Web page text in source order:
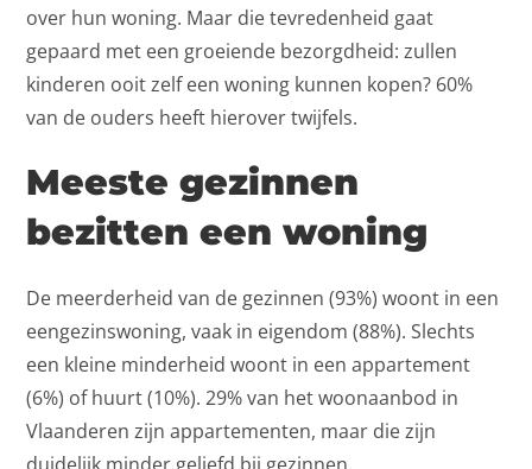
over hun woning. Maar die tevredenheid gaat
gepaard met een groeiende bezorgdheid: zullen
kinderen ooit zelf een woning kunnen kopen? 60%
van de ouders heeft hierover twijfels.
Meeste gezinnen
bezitten een woning
De meerderheid van de gezinnen (93%) woont in een
eengezinswoning, vaak in eigendom (88%). Slechts
een kleine minderheid woont in een appartement
(6%) of huurt (10%). 29% van het woonaanbod in
Vlaanderen zijn appartementen, maar die zijn